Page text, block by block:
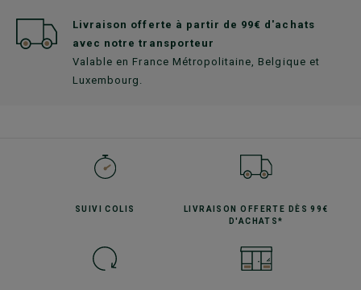
Livraison offerte à partir de 99€ d'achats
avec notre transporteur
Valable en France Métropolitaine, Belgique et
Luxembourg.
SUIVICOLIS LIVRAISON OFFERTE
DÈS 99€
D'ACHATS*